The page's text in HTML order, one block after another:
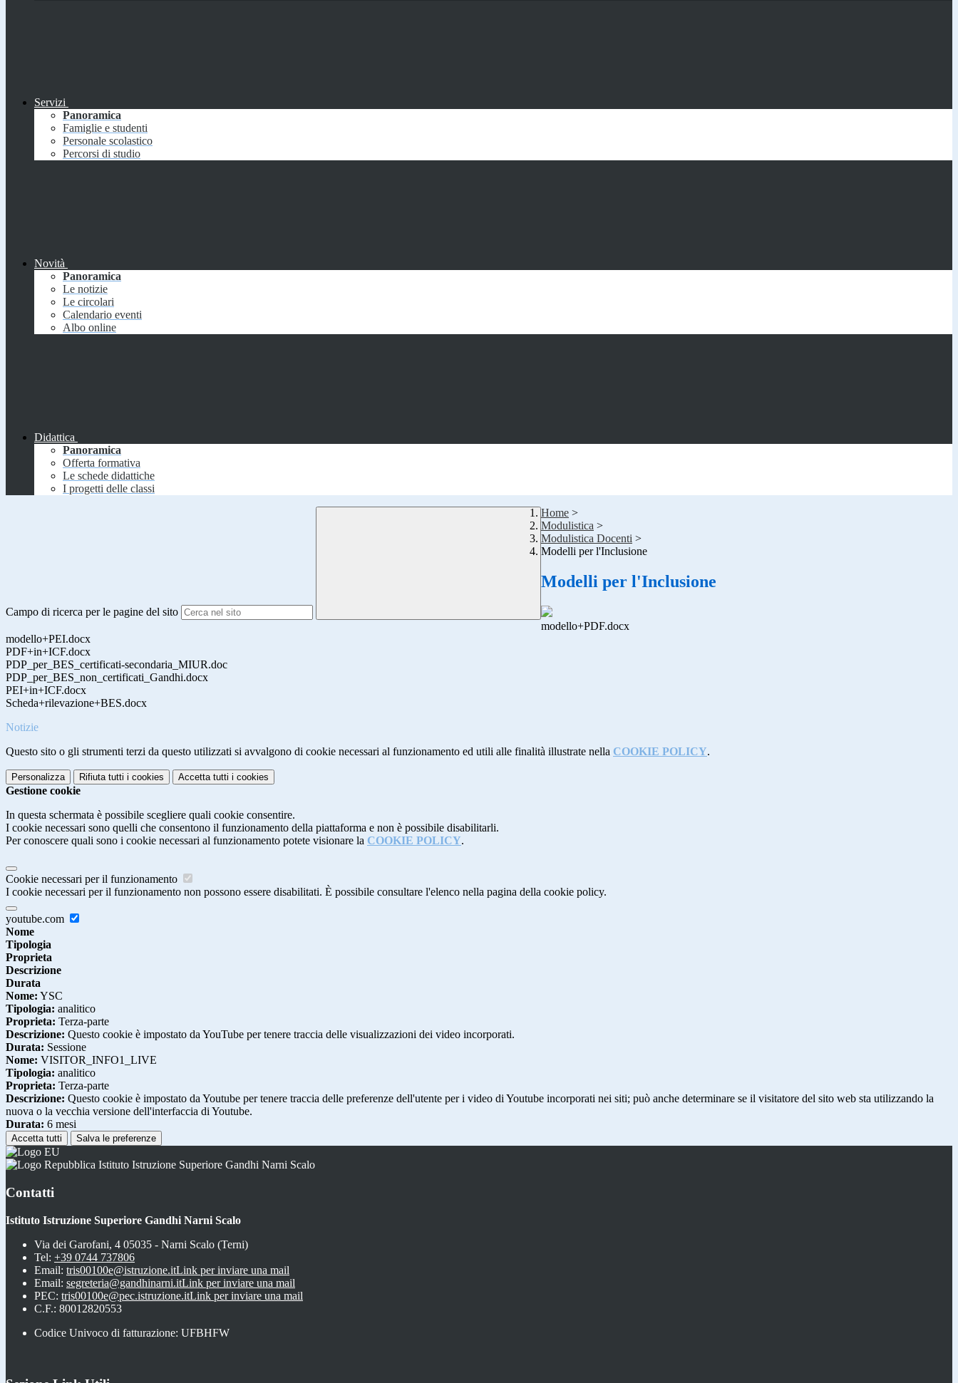
Servizi
Panoramica
Famiglie e studenti
Personale scolastico
Percorsi di studio
Novità
Panoramica
Le notizie
Le circolari
Calendario eventi
Albo online
Didattica
Panoramica
Offerta formativa
Le schede didattiche
I progetti delle classi
Campo di ricerca per le pagine del sito
Home >
Modulistica >
Modulistica Docenti >
Modelli per l'Inclusione
Modelli per l'Inclusione
modello+PDF.docx
modello+PEI.docx
PDF+in+ICF.docx
PDP_per_BES_certificati-secondaria_MIUR.doc
PDP_per_BES_non_certificati_Gandhi.docx
PEI+in+ICF.docx
Scheda+rilevazione+BES.docx
Notizie
Questo sito o gli strumenti terzi da questo utilizzati si avvalgono di cookie necessari al funzionamento ed utili alle finalità illustrate nella COOKIE POLICY.
Personalizza Rifiuta tutti i cookies Accetta tutti i cookies
Gestione cookie
In questa schermata è possibile scegliere quali cookie consentire.
I cookie necessari sono quelli che consentono il funzionamento della piattaforma e non è possibile disabilitarli.
Per conoscere quali sono i cookie necessari al funzionamento potete visionare la COOKIE POLICY.
Cookie necessari per il funzionamento
I cookie necessari per il funzionamento non possono essere disabilitati. È possibile consultare l'elenco nella pagina della cookie policy.
youtube.com
Nome
Tipologia
Proprieta
Descrizione
Durata
Nome: YSC
Tipologia: analitico
Proprieta: Terza-parte
Descrizione: Questo cookie è impostato da YouTube per tenere traccia delle visualizzazioni dei video incorporati.
Durata: Sessione
Nome: VISITOR_INFO1_LIVE
Tipologia: analitico
Proprieta: Terza-parte
Descrizione: Questo cookie è impostato da Youtube per tenere traccia delle preferenze dell'utente per i video di Youtube incorporati nei siti; può anche determinare se il visitatore del sito web sta utilizzando la
nuova o la vecchia versione dell'interfaccia di Youtube.
Durata: 6 mesi
Accetta tutti Salva le preferenze
Istituto Istruzione Superiore Gandhi Narni Scalo
Contatti
Istituto Istruzione Superiore Gandhi Narni Scalo
Via dei Garofani, 4 05035 - Narni Scalo (Terni)
Tel: +39 0744 737806
Email: tris00100e@istruzione.itLink per inviare una mail
Email: segreteria@gandhinarni.itLink per inviare una mail
PEC: tris00100e@pec.istruzione.itLink per inviare una mail
C.F.: 80012820553
Codice Univoco di fatturazione: UFBHFW